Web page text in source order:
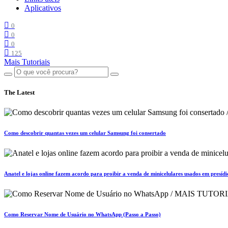
Aplicativos
0
0
0
125
Mais Tutoriais
The Latest
Como descobrir quantas vezes um celular Samsung foi consertado
Anatel e lojas online fazem acordo para proibir a venda de minicelulares usados em
Como Reservar Nome de Usuário no WhatsApp (Passo a Passo)